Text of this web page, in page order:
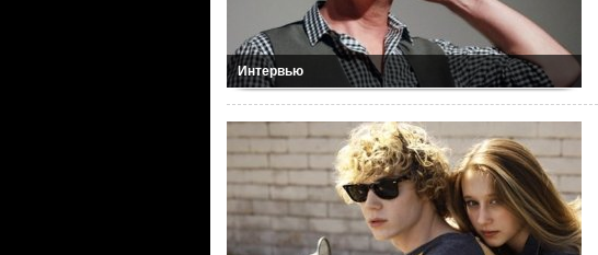
Интервью